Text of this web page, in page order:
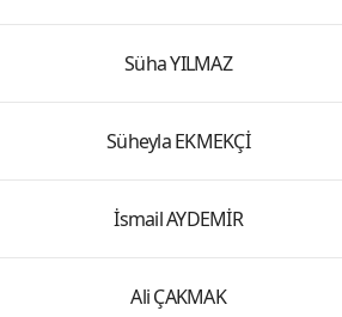
Süha YILMAZ
Süheyla EKMEKÇİ
İsmail AYDEMİR
Ali ÇAKMAK